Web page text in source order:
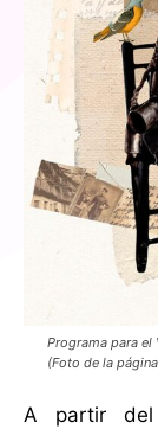
Programa para el
(Foto de la
A partir